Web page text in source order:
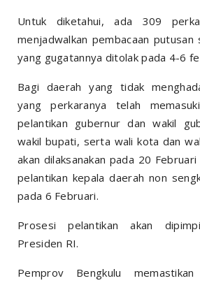
Untuk diketahui, ada 309
menjadwalkan pembacaan putusan
yang gugatannya ditolak pada 4-6
Bagi daerah yang tidak
yang perkaranya telah
pelantikan gubernur dan wakil
wakil bupati, serta wali kota dan
akan dilaksanakan pada 20
pelantikan kepala daerah non
pada 6 Februari.
Prosesi pelantikan akan
Presiden RI.
Pemprov Bengkulu